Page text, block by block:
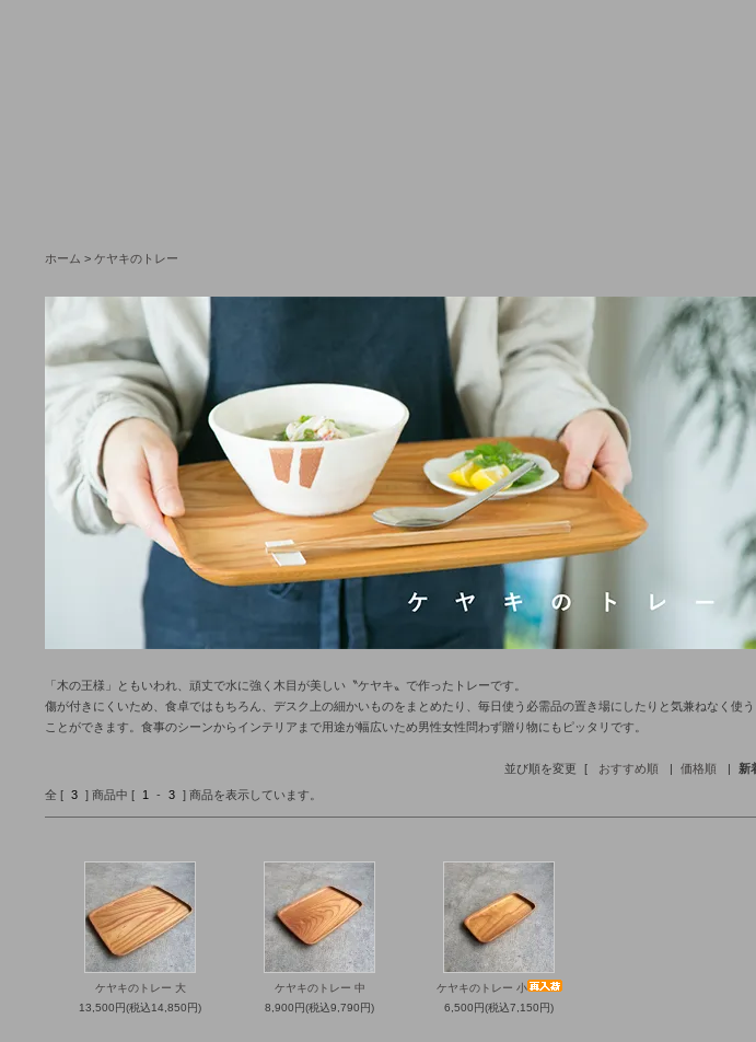
ホーム > ケヤキのトレー
「木の王様」ともいわれ、頑丈で水に強く木目が美しい〝ケヤキ〟で作ったトレーです。
傷が付きにくいため、食卓ではもちろん、デスク上の細かいものをまとめたり、毎日使う必需品の置き場にしたりと気兼ねなく使う
ことができます。食事のシーンからインテリアまで用途が幅広いため男性女性問わず贈り物にもピッタリです。
並び順を変更 [ おすすめ順 | 価格順 |
新
全 [ 3 ] 商品中 [ 1 - 3 ] 商品を表示しています。
ケヤキのトレー 大
13,500円(税込14,850円)
ケヤキのトレー 中
8,900円(税込9,790円)
ケヤキのトレー 小
6,500円(税込7,150円)